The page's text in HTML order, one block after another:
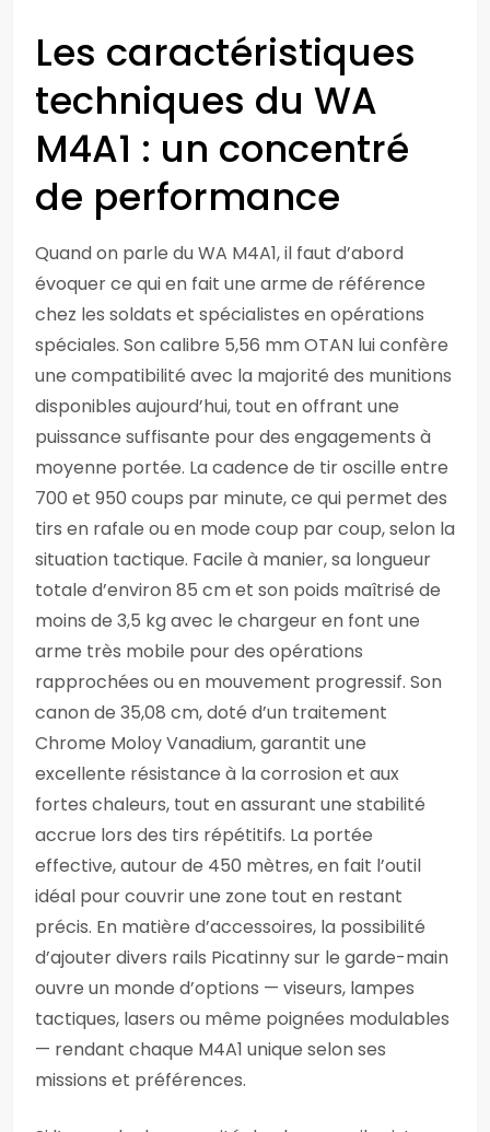
Les caractéristiques
techniques du WA
M4A1 : un concentré
de performance
Quand on parle du WA M4A1, il faut d’abord
évoquer ce qui en fait une arme de référence
chez les soldats et spécialistes en opérations
spéciales. Son calibre 5,56 mm OTAN lui confère
une compatibilité avec la majorité des munitions
disponibles aujourd’hui, tout en offrant une
puissance suffisante pour des engagements à
moyenne portée. La cadence de tir oscille entre
700 et 950 coups par minute, ce qui permet des
tirs en rafale ou en mode coup par coup, selon la
situation tactique. Facile à manier, sa longueur
totale d’environ 85 cm et son poids maîtrisé de
moins de 3,5 kg avec le chargeur en font une
arme très mobile pour des opérations
rapprochées ou en mouvement progressif. Son
canon de 35,08 cm, doté d’un traitement
Chrome Moloy Vanadium, garantit une
excellente résistance à la corrosion et aux
fortes chaleurs, tout en assurant une stabilité
accrue lors des tirs répétitifs. La portée
effective, autour de 450 mètres, en fait l’outil
idéal pour couvrir une zone tout en restant
précis. En matière d’accessoires, la possibilité
d’ajouter divers rails Picatinny sur le garde-main
ouvre un monde d’options — viseurs, lampes
tactiques, lasers ou même poignées modulables
— rendant chaque M4A1 unique selon ses
missions et préférences.